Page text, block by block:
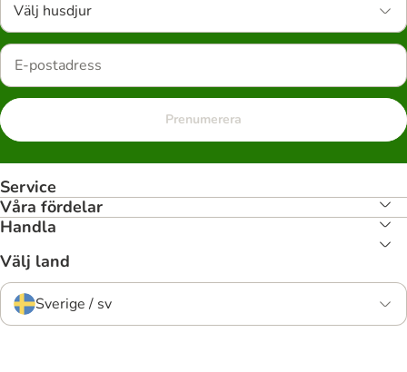
Välj husdjur
Prenumerera
Service
Våra fördelar
Handla
Välj land
Sverige / sv